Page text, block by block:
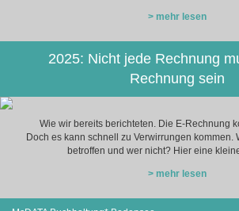
> mehr lesen
2025: Nicht jede Rechnung
Rechnung sein
Wie wir bereits berichteten. Die E-Rechnung
Doch es kann schnell zu Verwirrungen kommen.
betroffen und wer nicht? Hier eine
> mehr lesen